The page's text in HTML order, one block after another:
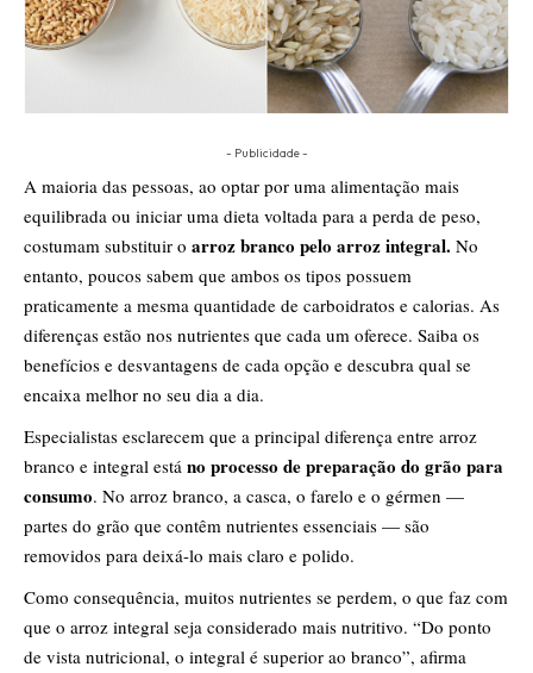
- Publicidade -
A maioria das pessoas, ao optar por uma alimentação mais
equilibrada ou iniciar uma dieta voltada para a perda de peso,
costumam substituir o arroz branco pelo arroz integral. No
entanto, poucos sabem que ambos os tipos possuem
praticamente a mesma quantidade de carboidratos e calorias. As
diferenças estão nos nutrientes que cada um oferece. Saiba os
benefícios e desvantagens de cada opção e descubra qual se
encaixa melhor no seu dia a dia.
Especialistas esclarecem que a principal diferença entre arroz
branco e integral está no processo de preparação do grão para
consumo. No arroz branco, a casca, o farelo e o gérmen —
partes do grão que contêm nutrientes essenciais — são
removidos para deixá-lo mais claro e polido.
Como consequência, muitos nutrientes se perdem, o que faz com
que o arroz integral seja considerado mais nutritivo. “Do ponto
de vista nutricional, o integral é superior ao branco”, afirma